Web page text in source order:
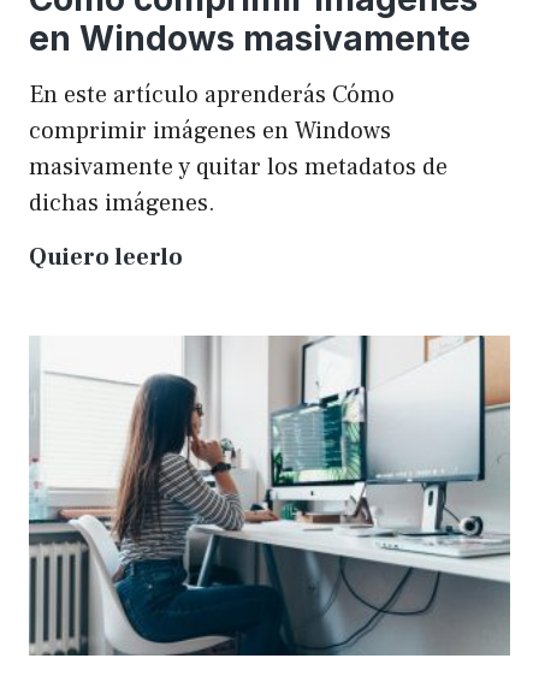
en Windows masivamente
En este artículo aprenderás Cómo
comprimir imágenes en Windows
masivamente y quitar los metadatos de
dichas imágenes.
Quiero leerlo
imágenes
Windows
masivamente